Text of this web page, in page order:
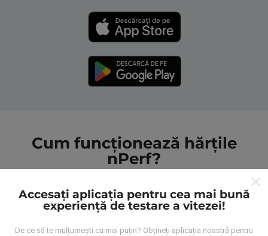
Cum funcționează hărțile
nPerf?
Accesați aplicația pentru cea mai bună
experiență de testare a vitezei!
De ce să te mulțumești cu mai puțin? Obțineți aplicația noastră pentru